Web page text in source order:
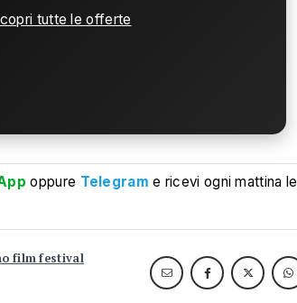
tutte le offerte
oppure Telegram e ricevi ogni mattina le
film festival